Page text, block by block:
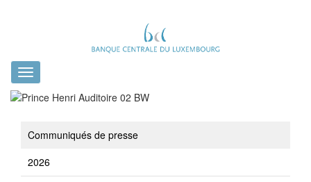
Toggle
navigation
Communiqués de presse
2026